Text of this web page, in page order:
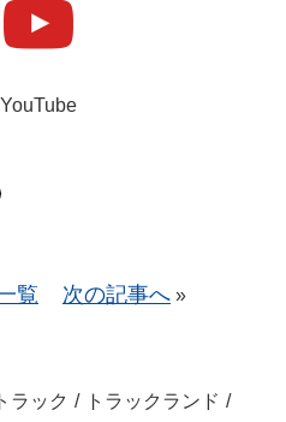
YouTube
覧 次の記事へ »
トラック / トラックランド /